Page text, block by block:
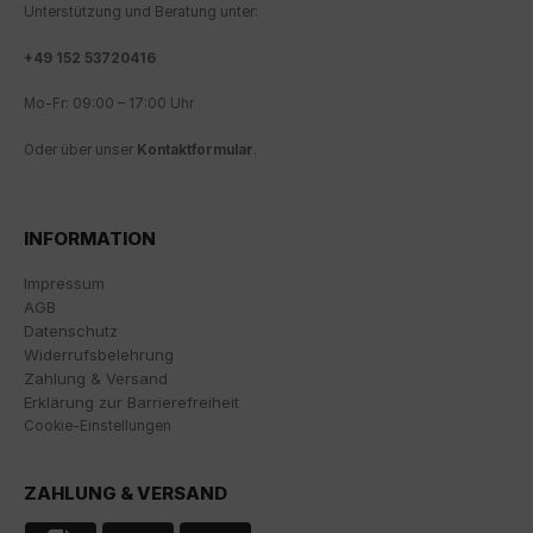
Unterstützung und Beratung unter:
+49 152 53720416
Mo-Fr: 09:00 – 17:00 Uhr
Oder über unser Kontaktformular.
INFORMATION
Impressum
AGB
Datenschutz
Widerrufsbelehrung
Zahlung & Versand
Erklärung zur Barrierefreiheit
Cookie-Einstellungen
ZAHLUNG & VERSAND
wesentliche Cookies ", "alle Cookies akzeptieren"
möchten.
Die Zustimmung zur Verwendung von nicht
Einstellungen auch nachträglich über die Schaltfläche
Analyse und statistische Auswertung der Website zu
verbessern. Dabei wird das Nutzerverhalten an
Google LLC übermittelt und die besuchten Seiten, die
Verweildauer auf der Seite und die Interaktion
verarbeitet, die von Google zu eigenen Zwecken, zur
Profilbildung und zur Verknüpfung mit anderen
Indem Sie das mit den Google-Diensten verbundene
Cookie akzeptieren, stimmen Sie gemäß Art. 49 Abs. 1